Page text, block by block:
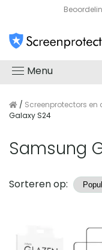
Menu
/ Screenprotectors en
Galaxy S24
Samsung
Producten
Sorteren op: